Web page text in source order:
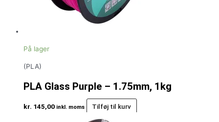
På lager
(PLA)
PLA Glass Purple – 1.75mm, 1kg
kr. 145,00 inkl. moms Tilføj til kurv